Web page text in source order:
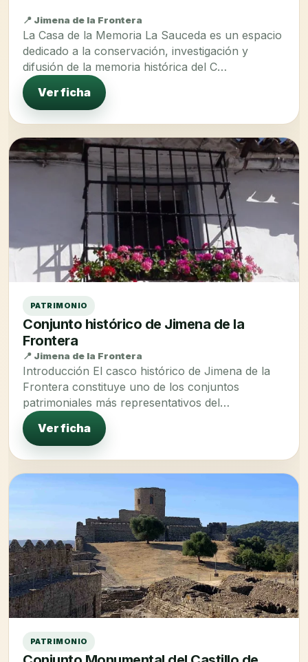
📍 Jimena de la Frontera
La Casa de la Memoria La Sauceda es un espacio
dedicado a la conservación, investigación y
difusión de la memoria histórica del C…
Ver ficha
PATRIMONIO
Conjunto histórico de Jimena de la
Frontera
📍 Jimena de la Frontera
Introducción El casco histórico de Jimena de la
Frontera constituye uno de los conjuntos
patrimoniales más representativos del…
Ver ficha
PATRIMONIO